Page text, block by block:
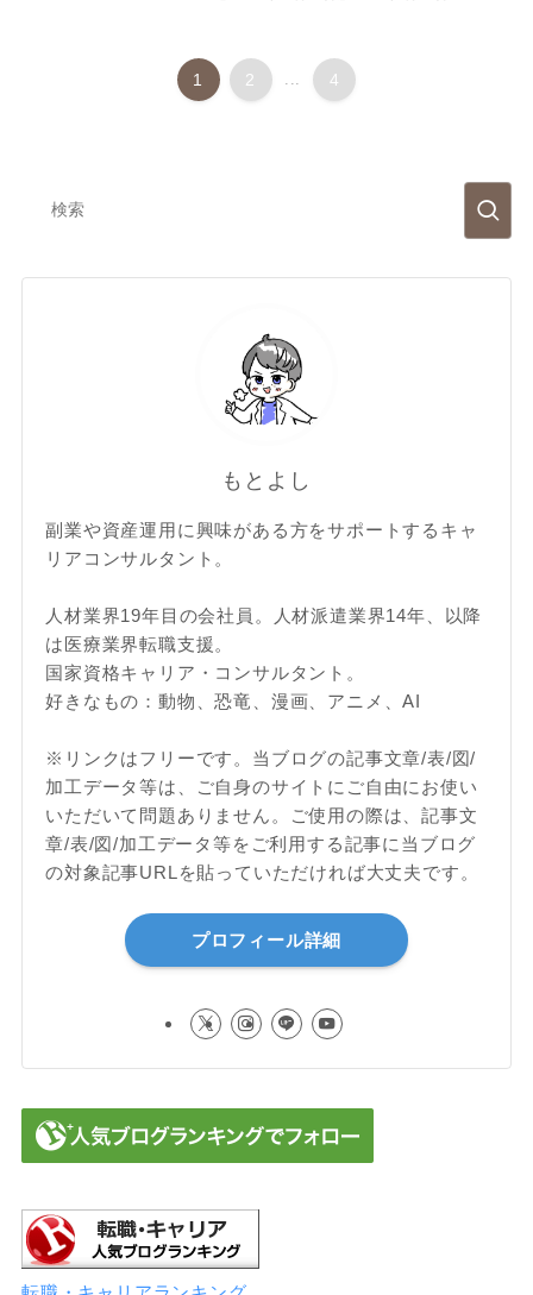
1 2 4
もとよし
副業や資産運用に興味がある方をサポートするキャ
リアコンサルタント。
人材業界19年目の会社員。人材派遣業界14年、以降
は医療業界転職支援。
国家資格キャリア・コンサルタント。
好きなもの：動物、恐竜、漫画、アニメ、AI
※リンクはフリーです。当ブログの記事文章/表/図/
加工データ等は、ご自身のサイトにご自由にお使い
いただいて問題ありません。ご使用の際は、記事文
章/表/図/加工データ等をご利用する記事に当ブログ
の対象記事URLを貼っていただければ大丈夫です。
プロフィール詳細